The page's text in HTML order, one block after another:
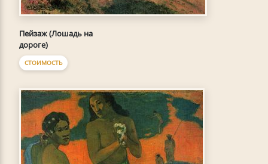
Пейзаж (Лошадь на
дороге)
СТОИМОСТЬ